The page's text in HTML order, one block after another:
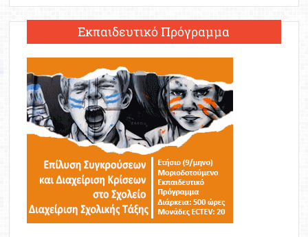
Εκπαιδευτικό Πρόγραμμα